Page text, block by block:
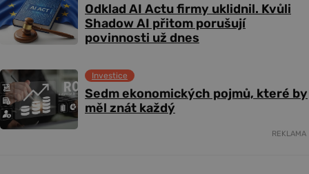
Odklad AI Actu firmy uklidnil. Kvůli
Shadow AI přitom porušují
povinnosti už dnes
Sedm ekonomických pojmů, které by
měl znát každý
Investice
REKLAMA